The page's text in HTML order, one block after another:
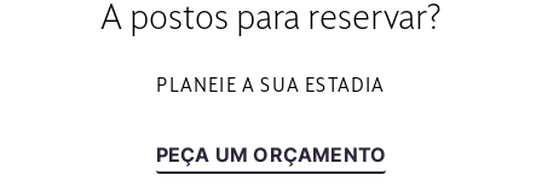
A postos para reservar?
PLANEIE A SUA ESTADIA
PEÇA UM ORÇAMENTO